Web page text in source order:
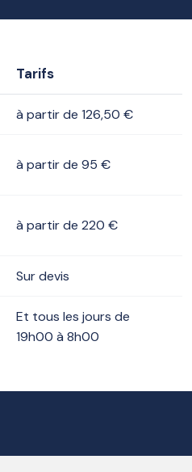
Tarifs
à partir de 126,50 €
à partir de 95 €
à partir de 220 €
Sur devis
Et tous les jours de
19h00 à 8h00